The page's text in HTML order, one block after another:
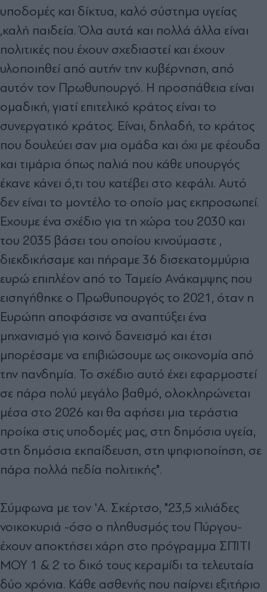
υποδομές και δίκτυα, καλό σύστημα υγείας
,καλή παιδεία. Όλα αυτά και πολλά άλλα είναι
πολιτικές που έχουν σχεδιαστεί και έχουν
υλοποιηθεί από αυτήν την κυβέρνηση, από
αυτόν τον Πρωθυπουργό. Η προσπάθεια είναι
ομαδική, γιατί επιτελικό κράτος είναι το
συνεργατικό κράτος. Είναι, δηλαδή, το κράτος
που δουλεύει σαν μια ομάδα και όχι με φέουδα
και τιμάρια όπως παλιά που κάθε υπουργός
έκανε κάνει ό,τι του κατέβει στο κεφάλι. Αυτό
δεν είναι το μοντέλο το οποίο μας εκπροσωπεί.
Έχουμε ένα σχέδιο για τη χώρα του 2030 και
του 2035 βάσει του οποίου κινούμαστε ,
διεκδικήσαμε και πήραμε 36 δισεκατομμύρια
ευρώ επιπλέον από το Ταμείο Ανάκαμψης που
εισηγήθηκε ο Πρωθυπουργός το 2021, όταν η
Ευρώπη αποφάσισε να αναπτύξει ένα
μηχανισμό για κοινό δανεισμό και έτσι
μπορέσαμε να επιβιώσουμε ως οικονομία από
την πανδημία. Το σχέδιο αυτό έχει εφαρμοστεί
σε πάρα πολύ μεγάλο βαθμό, ολοκληρώνεται
μέσα στο 2026 και θα αφήσει μια τεράστια
προίκα στις υποδομές μας, στη δημόσια υγεία,
στη δημόσια εκπαίδευση, στη ψηφιοποίηση, σε
πάρα πολλά πεδία πολιτικής".
Σύμφωνα με τον 'Α. Σκέρτσο, "23,5 χιλιάδες
νοικοκυριά -όσο ο πληθυσμός του Πύργου-
έχουν αποκτήσει χάρη στο πρόγραμμα ΣΠΊΤΙ
ΜΟΥ 1 & 2 το δικό τους κεραμίδι τα τελευταία
δύο χρόνια. Κάθε ασθενής που παίρνει εξιτήριο